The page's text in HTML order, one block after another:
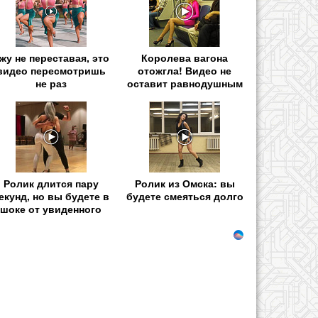
не переставая, это
пересмотришь
не раз
Королева вагона
отожгла! Видео не
оставит равнодушным
Ролик длится пару
но вы будете в
шоке от увиденного
Ролик из Омска: вы
будете смеяться долго